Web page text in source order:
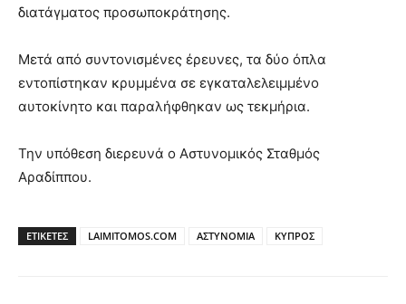
διατάγματος προσωποκράτησης.
Μετά από συντονισμένες έρευνες, τα δύο όπλα
εντοπίστηκαν κρυμμένα σε εγκαταλελειμμένο
αυτοκίνητο και παραλήφθηκαν ως τεκμήρια.
Την υπόθεση διερευνά ο Αστυνομικός Σταθμός
Αραδίππου.
ΕΤΙΚΕΤΕΣ LAIMITOMOS.COM ΑΣΤΥΝΟΜΙΑ ΚΥΠΡΟΣ